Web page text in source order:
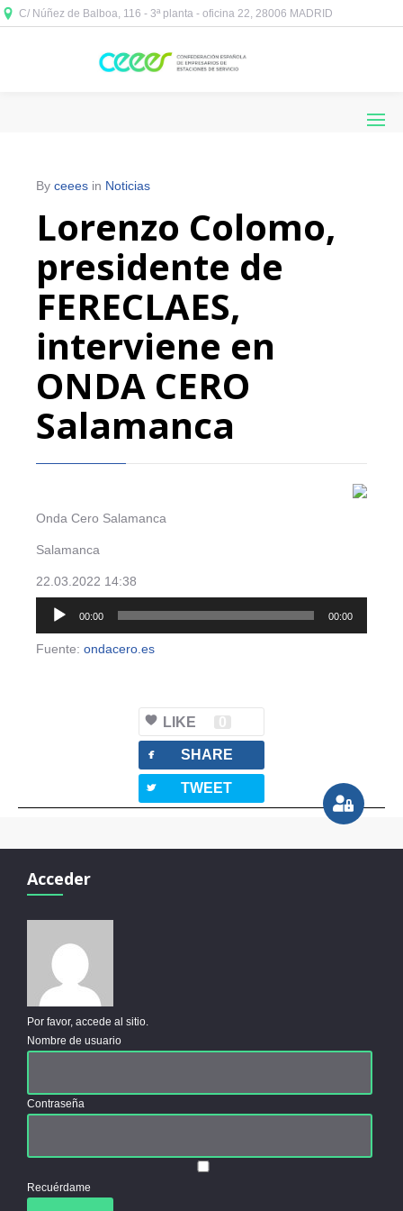
C/ Núñez de Balboa, 116 - 3ª planta - oficina 22, 28006 MADRID
By ceees in Noticias
Lorenzo Colomo,
presidente de
FERECLAES,
interviene en
ONDA CERO
Salamanca
Onda Cero Salamanca
Salamanca
22.03.2022 14:38
Reproductor
audio
00:00 00:00
Fuente: ondacero.es
LIKE 0
facebook SHARE
twitterbird TWEET
Acceder
Por favor, accede al sitio.
Nombre de usuario
Contraseña
Recuérdame